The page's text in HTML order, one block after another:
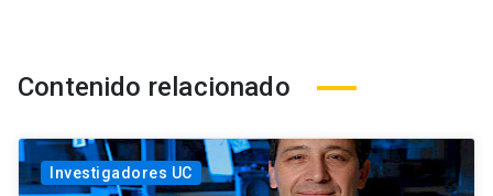
Contenido relacionado
Investigadores UC